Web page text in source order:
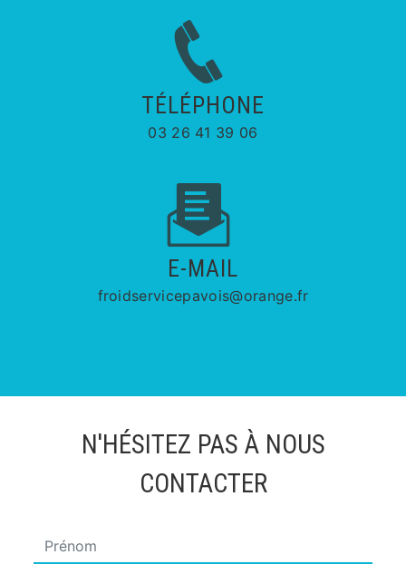
TÉLÉPHONE
03 26 41 39 06
E-MAIL
froidservicepavois@orange.fr
N'HÉSITEZ PAS À NOUS
CONTACTER